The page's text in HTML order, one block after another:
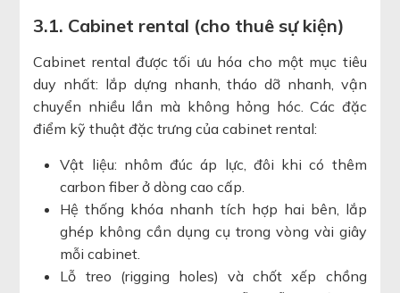
3.1. Cabinet rental (cho thuê sự kiện)
Cabinet rental được tối ưu hóa cho một mục tiêu
duy nhất: lắp dựng nhanh, tháo dỡ nhanh, vận
chuyển nhiều lần mà không hỏng hóc. Các đặc
điểm kỹ thuật đặc trưng của cabinet rental:
Vật liệu: nhôm đúc áp lực, đôi khi có thêm
carbon fiber ở dòng cao cấp.
Hệ thống khóa nhanh tích hợp hai bên, lắp
ghép không cần dụng cụ trong vòng vài giây
mỗi cabinet.
Lỗ treo (rigging holes) và chốt xếp chồng